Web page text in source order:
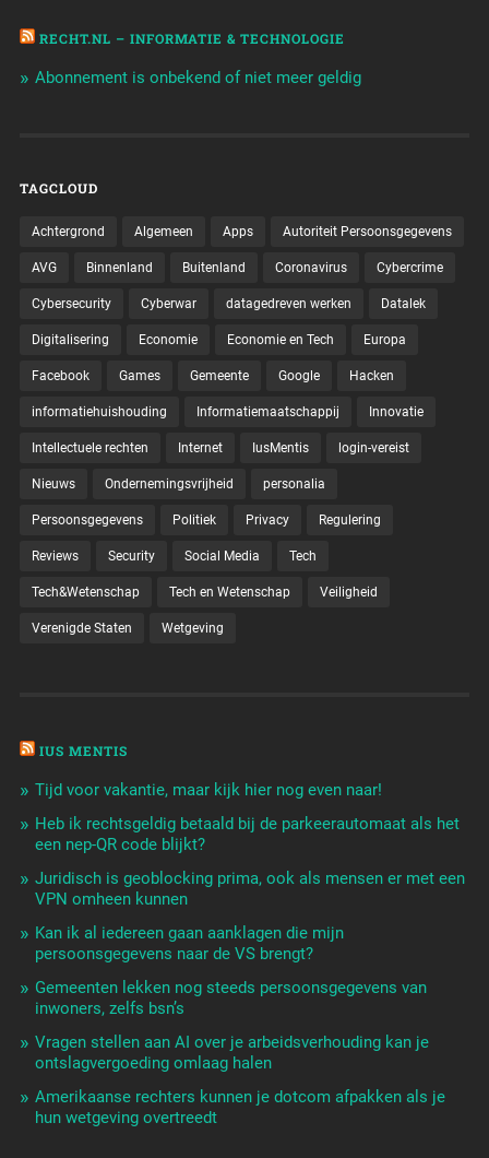
RECHT.NL – INFORMATIE & TECHNOLOGIE
Abonnement is onbekend of niet meer geldig
TAGCLOUD
Achtergrond Algemeen Apps Autoriteit Persoonsgegevens
AVG Binnenland Buitenland Coronavirus Cybercrime
Cybersecurity Cyberwar datagedreven werken Datalek
Digitalisering Economie Economie en Tech Europa
Facebook Games Gemeente Google Hacken
informatiehuishouding Informatiemaatschappij Innovatie
Intellectuele rechten Internet IusMentis login-vereist
Nieuws Ondernemingsvrijheid personalia
Persoonsgegevens Politiek Privacy Regulering
Reviews Security Social Media Tech
Tech&Wetenschap Tech en Wetenschap Veiligheid
Verenigde Staten Wetgeving
IUS MENTIS
Tijd voor vakantie, maar kijk hier nog even naar!
Heb ik rechtsgeldig betaald bij de parkeerautomaat als het
een nep-QR code blijkt?
Juridisch is geoblocking prima, ook als mensen er met een
VPN omheen kunnen
Kan ik al iedereen gaan aanklagen die mijn
persoonsgegevens naar de VS brengt?
Gemeenten lekken nog steeds persoonsgegevens van
inwoners, zelfs bsn’s
Vragen stellen aan AI over je arbeidsverhouding kan je
ontslagvergoeding omlaag halen
Amerikaanse rechters kunnen je dotcom afpakken als je
hun wetgeving overtreedt